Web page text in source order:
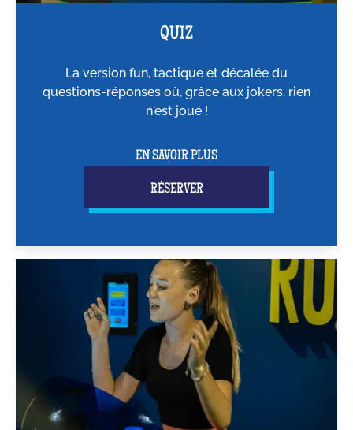
QUIZ
La version fun, tactique et décalée du
questions-réponses où, grâce aux jokers, rien
n'est joué !
EN SAVOIR PLUS
RÉSERVER